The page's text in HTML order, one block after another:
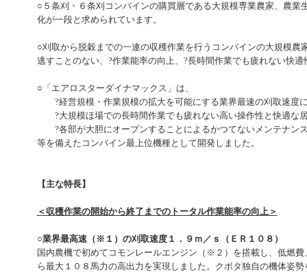
○５条刈・６条刈コンバインの購買層である大規模専業農家、農業
化が一段と求められています。
○刈取から脱穀までの一連の収穫作業を行うコンバインの大規模農
逃すことのない、?作業能率の向上、?長時間作業でも疲れない快
○「エアロスターダイナマックス」は、
?経営規模・作業規模の拡大を可能にする業界最速の刈取速度
?大規模ほ場での長時間作業でも疲れない高い操作性と快適な
?各部が大胆にオープンすることによるかつてないメンテナン
等を備えたコンバイン最上位機種として開発しました。
【主な特長】
＜収穫作業の開始から終了までのトータル作業能率の向上＞
○業界最高速（※１）の刈取速度１．９ｍ／ｓ（ＥＲ１０８）
国内農機で初めてコモンレールエンジン（※２）を搭載し、低燃
ら最大１０８馬力の高出力を実現しました。クボタ独自の機体姿